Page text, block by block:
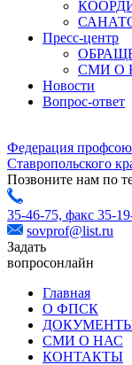
Пресс-центр
СМИ О
Новости
Вопрос-ответ
Федерация
Ставропольского
Позвоните нам по
35-46-75, факс 35-
sovprof@list.ru
Задать
вопросонлайн
Главная
О ФПСК
СМИ О НАС
КОНТАКТЫ